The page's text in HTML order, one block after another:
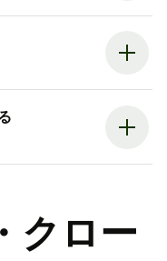
クロー